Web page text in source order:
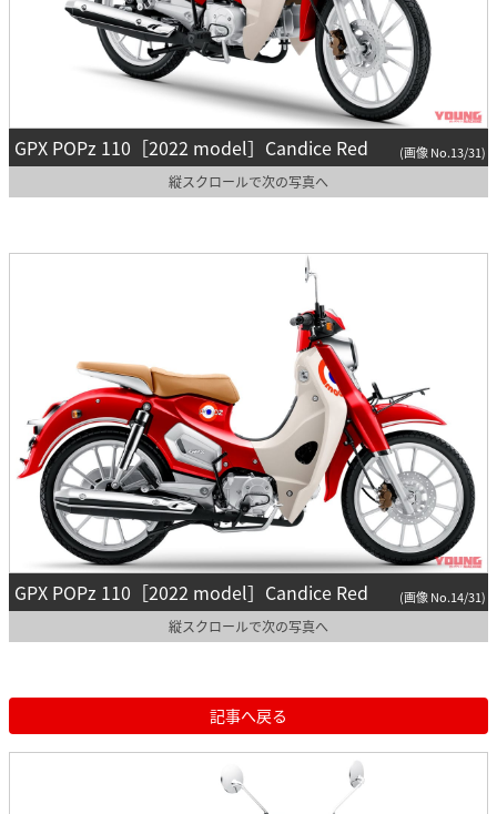
GPX POPz 110［2022 model］Candice Red (画像 No.13/31)
縦スクロールで次の写真へ
GPX POPz 110［2022 model］Candice Red (画像 No.14/31)
縦スクロールで次の写真へ
記事へ戻る